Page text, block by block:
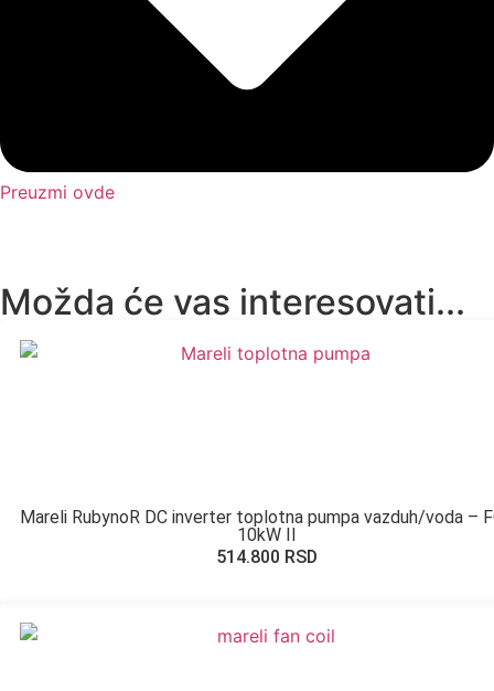
Preuzmi ovde
Možda će vas interesovati...
Mareli RubynoR DC inverter toplotna pumpa vazduh/voda –
10kW II
514.800 RSD